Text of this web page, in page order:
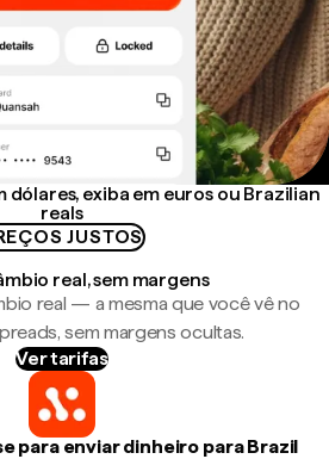
dólares, exiba em euros ou Brazilian
reals
JUSTOS
real, sem margens
real — a mesma que você vê no
sem margens ocultas.
Ver tarifas
para enviar dinheiro para Brazil